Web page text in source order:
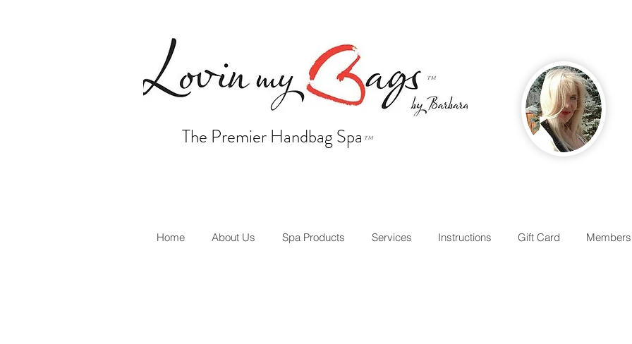
™
The Premier Handbag Spa ™
Home About Us Spa Products Services Instructions Gift Card